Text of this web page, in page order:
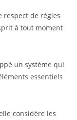
respect de règles
à tout moment
un système qui
essentiels
considère les